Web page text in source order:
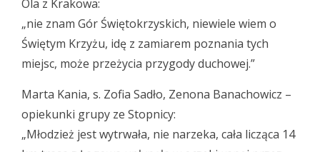
Ola z Krakowa:
„nie znam Gór Świętokrzyskich, niewiele wiem o
Świętym Krzyżu, idę z zamiarem poznania tych
miejsc, może przeżycia przygody duchowej.”
Marta Kania, s. Zofia Sadło, Zenona Banachowicz –
opiekunki grupy ze Stopnicy:
„Młodzież jest wytrwała, nie narzeka, cała licząca 14